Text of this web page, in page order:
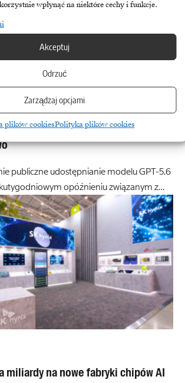
wpłynąć na niektóre cechy i funkcje.
Akceptuj
Odrzuć
Zarządzaj opcjami
plików cookiesPolityka plików cookies
GPT-5.6. O premierze zdecydowało
publiczne udostępnianie modelu GPT-5.6
opóźnieniu związanym z…
miliardy na nowe fabryki chipów AI